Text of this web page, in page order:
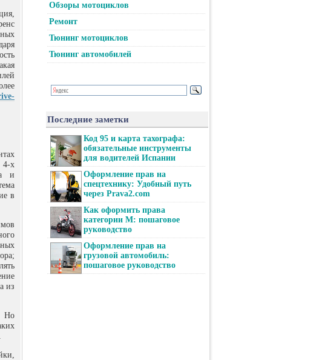
4-х
и
в
из
Но
Обзоры мотоциклов
Ремонт
Тюнинг мотоциклов
Тюнинг автомобилей
Последние заметки
Код 95 и карта тахографа:
обязательные инструменты
для водителей Испании
Оформление прав на
спецтехнику: Удобный путь
через Prava2.com
Как оформить права
категории М: пошаговое
руководство
Оформление прав на
грузовой автомобиль:
пошаговое руководство